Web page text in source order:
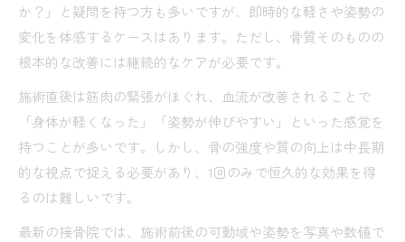
か？」と疑問を持つ方も多いですが、即時的な軽さや姿勢の
変化を体感するケースはあります。ただし、骨質そのものの
根本的な改善には継続的なケアが必要です。
施術直後は筋肉の緊張がほぐれ、血流が改善されることで
「身体が軽くなった」「姿勢が伸びやすい」といった感覚を
持つことが多いです。しかし、骨の強度や質の向上は中長期
的な視点で捉える必要があり、1回のみで恒久的な効果を得
るのは難しいです。
最新の接骨院では、施術前後の可動域や姿勢を写真や数値で